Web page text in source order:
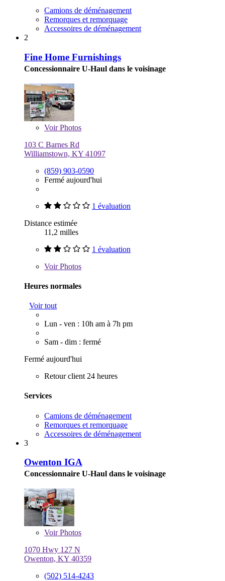
Camions de déménagement
Remorques et remorquage
Accessoires de déménagement
2
Fine Home Furnishings
Concessionnaire U-Haul dans le voisinage
VoirPhotos
103 C Barnes Rd
Williamstown, KY 41097
(859) 903-0590
Fermé aujourd'hui
1 évaluation
Distance estimée
11,2 milles
1 évaluation
VoirPhotos
Heures normales
Voir tout
Lun - ven : 10h am à 7h pm
Sam - dim : fermé
Fermé aujourd'hui
Retour client 24 heures
Services
Camions de déménagement
Remorques et remorquage
Accessoires de déménagement
3
Owenton IGA
Concessionnaire U-Haul dans le voisinage
VoirPhotos
1070 Hwy 127 N
Owenton, KY 40359
(502) 514-4243